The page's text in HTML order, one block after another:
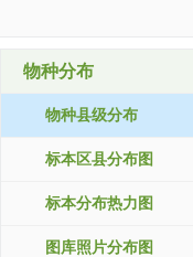
物种分布
物种县级分布
标本区县分布图
标本分布热力图
图库照片分布图